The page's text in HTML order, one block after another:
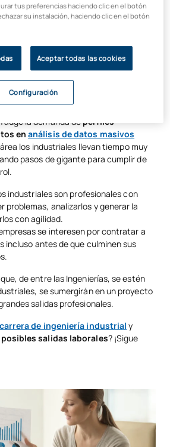
cualificado. Lasempresas se rifan a
entre otras funciones,
industriales presentan gran dominio a
los datos de cualquier compañía,
deducir los aspectos de mejora
desde las áreas estratégicas de
institución.
auge la demanda deperfiles
enanálisis de datos masivos
los industriales llevan tiempo muy
pasos de gigante para cumplir de
industriales son profesionales con
problemas, analizarlos y generar la
con agilidad.
se interesen por contratar a
incluso antes de que culminen sus
de entre las Ingenierías, se estén
se sumergirán en un proyecto
salidas profesionales.
carrera de ingeniería industrial y
salidas laborales? ¡Sigue
tus preferencias haciendo clic en el botón
su instalación, haciendo clic en el botón
Aceptar todas las cookies
Configuración